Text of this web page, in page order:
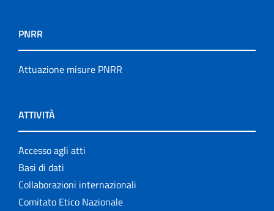
PNRR
Attuazione misure PNRR
ATTIVITÀ
Accesso agli atti
Basi di dati
Collaborazioni internazionali
Comitato Etico Nazionale